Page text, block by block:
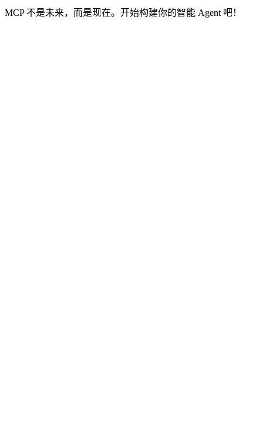
MCP 不是未来，而是现在。开始构建你的智能 Agent 吧！